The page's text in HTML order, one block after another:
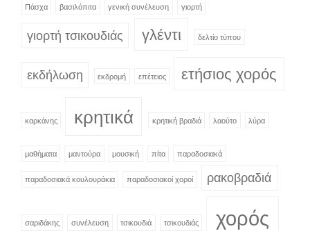
Πάσχα βασιλόπιτα γενική συνέλευση γιορτή
γιορτή τσικουδιάς γλέντι δελτίο τύπου
εκδήλωση εκδρομή επέτειος ετήσιος χορός
καρκάνης κρητικά κρητική βραδιά λαούτο λύρα
μαθήματα μαντούρα μουσική πίτα παραδοσιακά
παραδοσιακά κουλουράκια παραδοσιακοί χοροί ρακοβραδιά
σαριδάκης συνέλευση τσικουδιά τσικουδιάς χορός